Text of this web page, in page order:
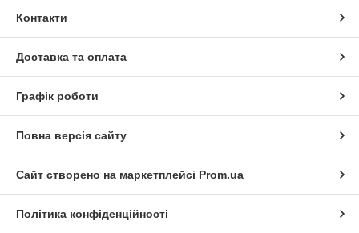
Контакти
Доставка та оплата
Графік роботи
Повна версія сайту
Сайт створено на маркетплейсі Prom.ua
Політика конфіденційності